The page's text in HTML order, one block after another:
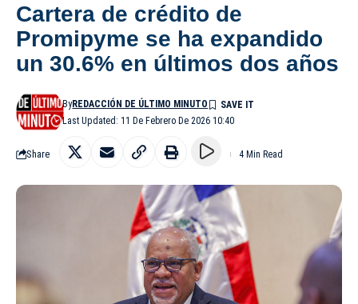
Cartera de crédito de
Promipyme se ha expandido
un 30.6% en últimos dos años
Last Updated: 11 De Febrero De 2026 10:40
ByREDACCIÓN DE ÚLTIMO MINUTO
Share 4 Min Read